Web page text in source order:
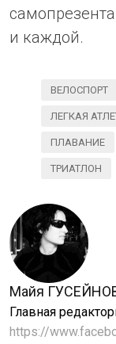
и каждой.
ВЕЛОСПОРТ
ЛЕГКАЯ
ПЛАВАНИЕ
ТРИАТЛОН
Майя
Главная
https://